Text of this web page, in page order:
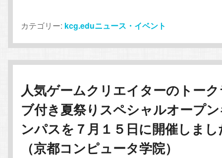
カテゴリー: kcg.eduニュース・イベント
人気ゲームクリエイターのトー
ブ付き夏祭りスペシャルオープ
ンパスを７月１５日に開催しま
（京都コンピュータ学院）